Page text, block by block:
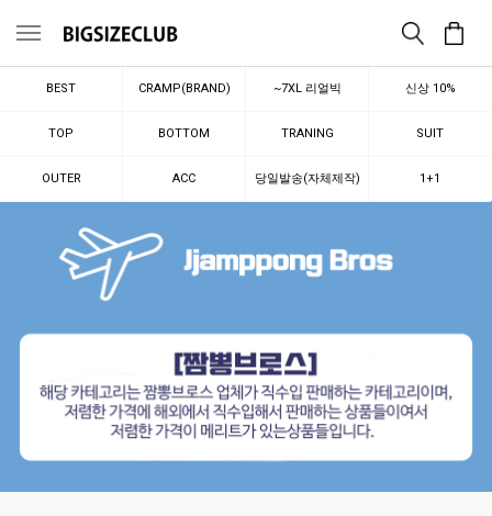
메뉴
BEST CRAMP(BRAND) ~7XL 리얼빅 신상 10%
TOP BOTTOM TRANING SUIT
OUTER ACC 당일발송(자체제작) 1+1